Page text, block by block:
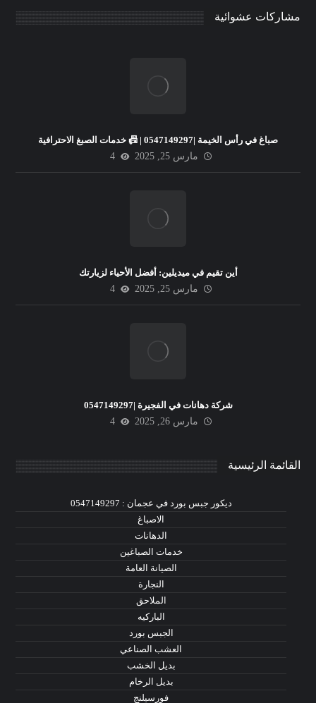
مشاركات عشوائية
صباغ في رأس الخيمة |0547149297 | 📠 خدمات الصبغ الاحترافية
مارس 25, 2025
4
أين تقيم في ميديلين: أفضل الأحياء لزيارتك
مارس 25, 2025
4
شركة دهانات في الفجيرة |0547149297
مارس 26, 2025
4
القائمة الرئيسية
ديكور جبس بورد في عجمان : 0547149297
الاصباغ
الدهانات
خدمات الصباغين
الصيانة العامة
النجارة
الملاحق
الباركيه
الجبس بورد
العشب الصناعي
بديل الخشب
بديل الرخام
فورسيلنج